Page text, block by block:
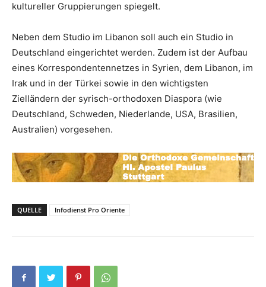
kultureller Gruppierungen spiegelt.
Neben dem Studio im Libanon soll auch ein Studio in
Deutschland eingerichtet werden. Zudem ist der Aufbau
eines Korrespondentennetzes in Syrien, dem Libanon, im
Irak und in der Türkei sowie in den wichtigsten
Zielländern der syrisch-orthodoxen Diaspora (wie
Deutschland, Schweden, Niederlande, USA, Brasilien,
Australien) vorgesehen.
QUELLE Infodienst Pro Oriente